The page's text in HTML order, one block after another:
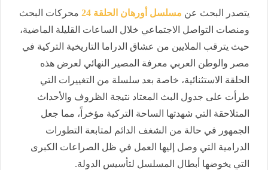
يتصدر البحث عن مسلسل أورهان الحلقة 24
محركات البحث
ومنصات التواصل الاجتماعي خلال الساعات القليلة الماضية،
حيث يترقب الملايين من عشاق الدراما التاريخية التركية في
مصر والوطن العربي معرفة المصير النهائي لعرض هذه
الحلقة الاستثنائية، خاصة بعد سلسلة من التغييرات التي
طرأت على جدول البث المعتاد نتيجة الظروف والأحداث
المتلاحقة التي شهدتها الساحة التركية مؤخراً، مما جعل
الجمهور في حالة من الشغف الدائم لمتابعة التطورات
الدرامية التي وصل إليها العمل في ظل الصراعات الكبرى
التي يخوضها أبطال المسلسل لتأسيس الدولة.